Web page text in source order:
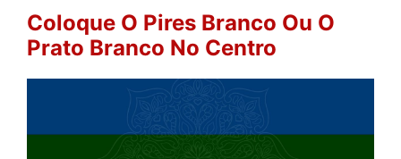
Coloque O Pires Branco Ou O
Prato Branco No Centro